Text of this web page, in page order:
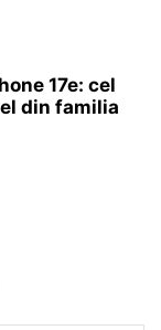
17e: cel
din familia